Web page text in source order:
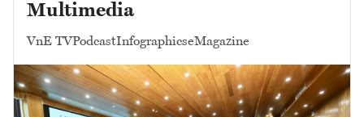
Multimedia
VnE TVPodcastInfographicseMagazine